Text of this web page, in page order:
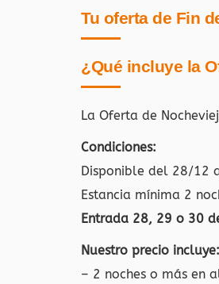
Tu oferta de Fin
¿Qué incluye la
La Oferta de
Condiciones:
Disponible del 28/12
Estancia mínima 2
Entrada 28, 29 o 30
Nuestro precio incluye:
– 2 noches o más en